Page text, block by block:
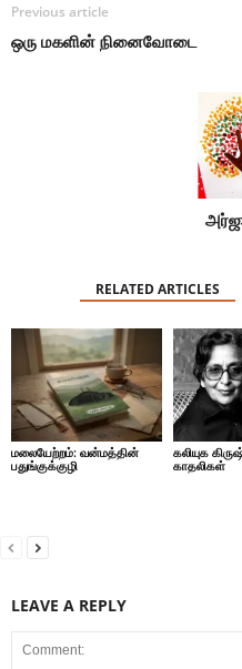
Previous article
ஒரு மகளின் நினைவோடை
RELATED ARTICLES
மலையேற்றம்: வன்மத்தின்
பதுங்குக்குழி
கலியுக
காதலிகள்
LEAVE A REPLY